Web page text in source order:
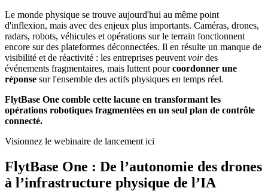
Le monde physique se trouve aujourd'hui au même point
d'inflexion, mais avec des enjeux plus importants. Caméras, drones,
radars, robots, véhicules et opérations sur le terrain fonctionnent
encore sur des plateformes déconnectées. Il en résulte un manque de
visibilité et de réactivité : les entreprises peuvent voirdes
événements fragmentaires, mais luttent pourcoordonner une
réponse sur l'ensemble des actifs physiques en temps réel.
FlytBase One comble cette lacune en transformant les
opérations robotiques fragmentées en un seul plan de contrôle
connecté.
Visionnez le webinaire de lancement ici
FlytBase One : De l’autonomie des drones
à l’infrastructure physique de l’IA